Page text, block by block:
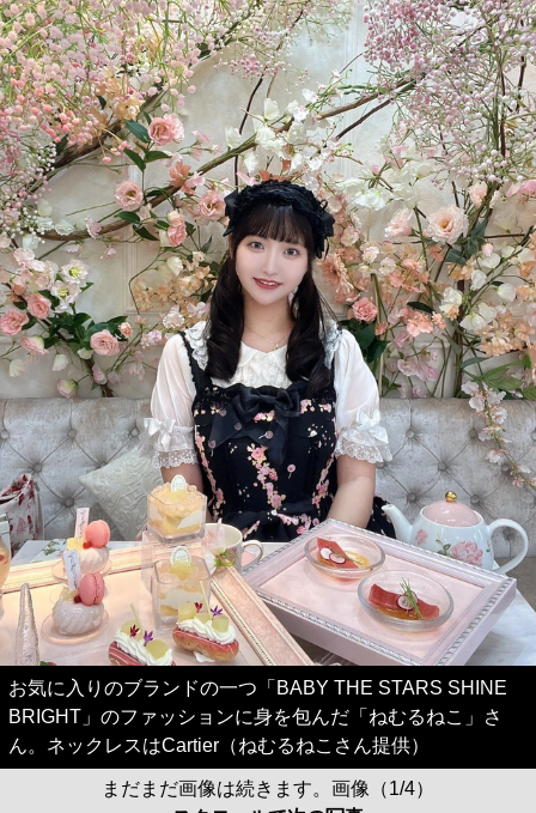
お気に入りのブランドの一つ「BABY THE STARS SHINE
BRIGHT」のファッションに身を包んだ「ねむるねこ」さ
ん。ネックレスはCartier（ねむるねこさん提供）
まだまだ画像は続きます。画像（1/4）